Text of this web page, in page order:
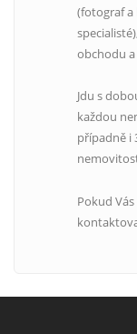
(fotograf a
obchodu
Jdu s
každou
případně i
Pokud